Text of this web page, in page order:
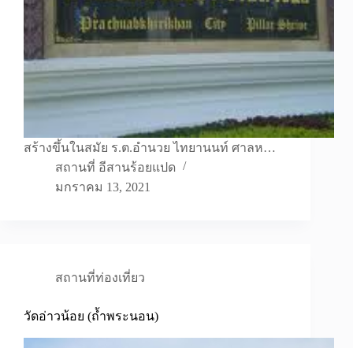
สร้างขึ้นในสมัย ร.ต.อำนวย ไทยานนท์ ศาลห…
สถานที่ อีสานร้อยแปด
มกราคม 13, 2021
สถานที่ท่องเที่ยว
วัดอ่าวน้อย (ถ้ำพระนอน)